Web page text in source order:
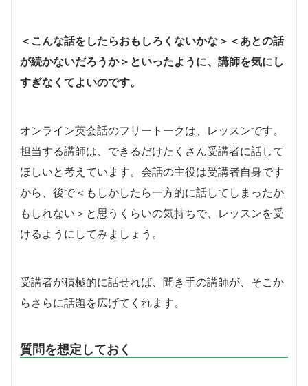
＜こんな話をしたらおもしろくないかな＞＜あとの話
が続かないだろうか＞といったように、講師を気にし
すぎなくてよいのです。
オンライン英会話のフリートークは、レッスンです。
担当する講師は、できるだけたくさん受講者に話して
ほしいと考えています。会話の主役は受講者自身です
から、後で＜もしかしたら一方的に話してしまったか
もしれない＞と思うくらいの気持ちで、レッスンを受
けるようにしてみましょう。
受講者が積極的に話せれば、聞き手の講師が、そこか
らさらに話題を広げてくれます。
質問を想定しておく